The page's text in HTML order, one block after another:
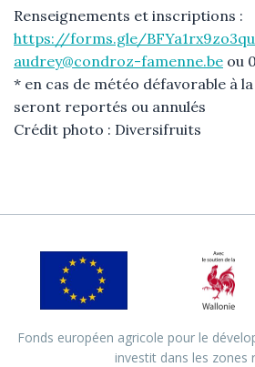
Renseignements et inscriptions :
https://forms.gle/
audrey@condroz-famenne.be ou
* en cas de météo défavorable à
seront reportés ou annulés
Crédit photo : Diversifruits
Fonds européen agricole pour le
investit dans les zones